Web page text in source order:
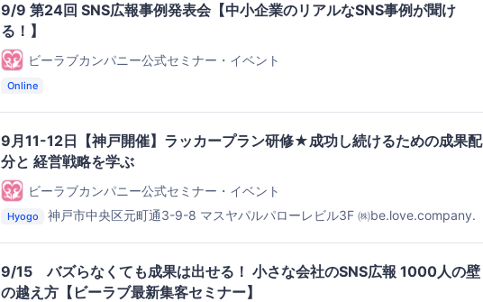
9/9 第24回 SNS広報事例発表会【中小企業のリアルなSNS事例が聞け
る！】
ビーラブカンパニー公式セミナー・イベント
Online
9月11-12日【神戸開催】ラッカープラン研修★成功し続けるための成果配
分と 経営戦略を学ぶ
ビーラブカンパニー公式セミナー・イベント
Hyogo 神戸市中央区元町通3-9-8 マスヤパルパローレビル3F ㈱be.love.company.
9/15 バズらなくても成果は出せる！ 小さな会社のSNS広報 1000人の壁
の越え方【ビーラブ最新集客セミナー】